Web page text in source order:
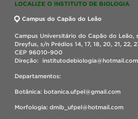
LOCALIZE O INSTITUTO DE BIOLOGIA
Campus do Capão do Leão
Campus Universitário do Capão do Leão,
Dreyfus, s/n Prédios 14, 17, 18, 20, 21, 22,
CEP 96010-900
Direção: institutodebiologia@hotmail.com
Departamentos:
Botânica: botanica.ufpel@gmail.com
Morfologia: dmib_ufpel@hotmail.com